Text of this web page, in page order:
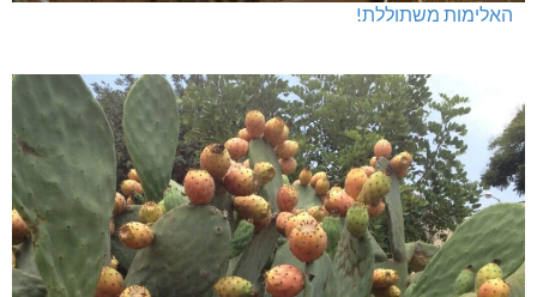
האלימות משתוללת!